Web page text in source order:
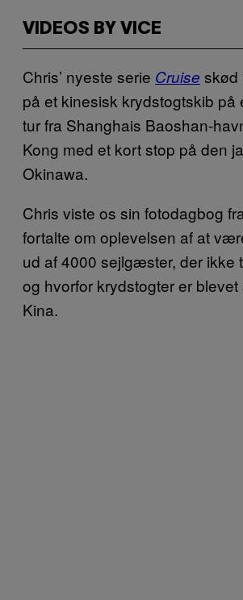
VIDEOS BY VICE
Chris’ nyeste serie Cruise skød
på et kinesisk krydstogtskib på
tur fra Shanghais Baoshan-
Kong med et kort stop på den
Okinawa.
Chris viste os sin fotodagbog
fortalte om oplevelsen af at
ud af 4000 sejlgæster, der ikke
og hvorfor krydstogter er
Kina.